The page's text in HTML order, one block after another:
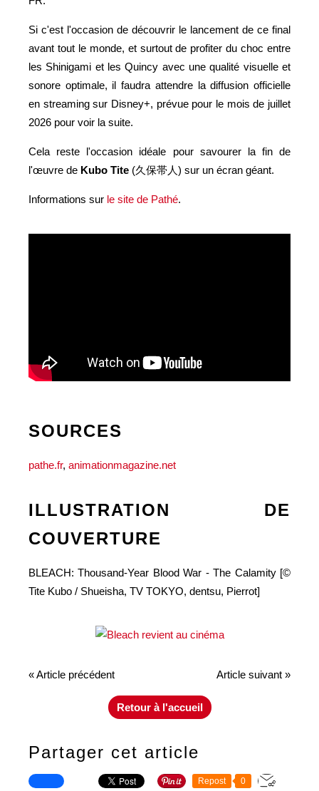
Si c'est l'occasion de découvrir le lancement de ce final
avant tout le monde, et surtout de profiter du choc entre
les Shinigami et les Quincy avec une qualité visuelle et
sonore optimale, il faudra attendre la diffusion officielle
en streaming sur Disney+, prévue pour le mois de juillet
2026 pour voir la suite.
Cela reste l'occasion idéale pour savourer la fin de
l'œuvre de Kubo Tite (久保帯人) sur un écran géant.
Informations sur le site de Pathé.
SOURCES
pathe.fr, animationmagazine.net
ILLUSTRATION DE
COUVERTURE
BLEACH: Thousand-Year Blood War - The Calamity [©
Tite Kubo / Shueisha, TV TOKYO, dentsu, Pierrot]
« Article précédent Article suivant »
Retour à l'accueil
Partager cet article
Repost 0